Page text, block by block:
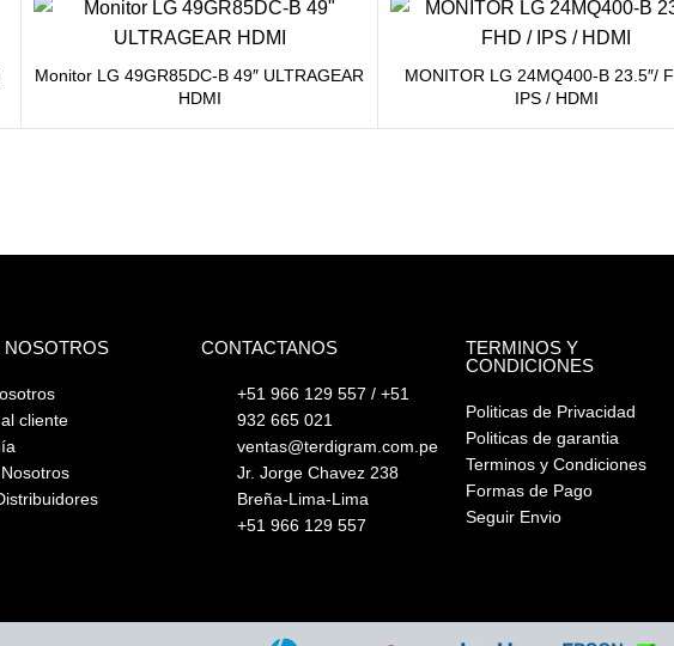
Monitor LG 49GR85DC-B 49″ ULTRAGEAR
HDMI
MONITOR LG 24MQ400-B 23.5″/
IPS / HDMI
NOSOTROS
cliente
CONTACTANOS
+51 966 129 557 / +51
932 665 021
ventas@terdigram.com.pe
Jr. Jorge Chavez 238
Breña-Lima-Lima
+51 966 129 557
TERMINOS Y
CONDICIONES
Politicas de Privacidad
Politicas de garantia
Terminos y Condiciones
Formas de Pago
Seguir Envio